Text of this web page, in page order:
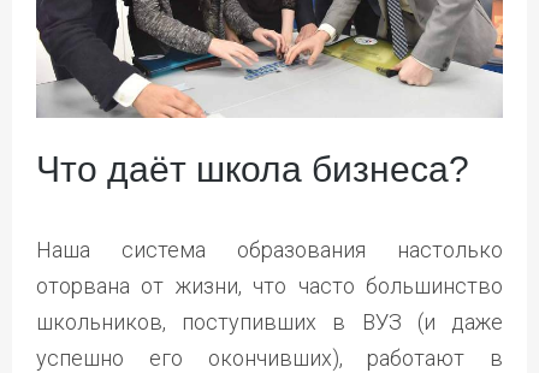
Что даёт школа бизнеса?
Наша система образования настолько
оторвана от жизни, что часто большинство
школьников, поступивших в ВУЗ (и даже
успешно его окончивших), работают в